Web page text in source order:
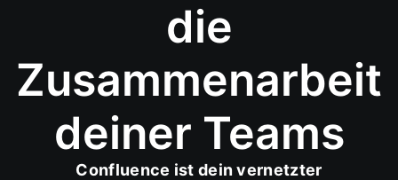
die
Zusammenarbeit
deiner Teams
Confluence ist dein vernetzter